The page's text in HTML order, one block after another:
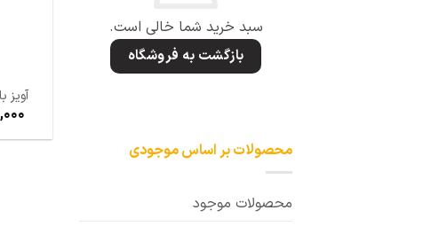
سبد خرید شما خالی است.
بازگشت به فروشگاه
محصولات بر اساس موجودی
محصولات موجود
آویز